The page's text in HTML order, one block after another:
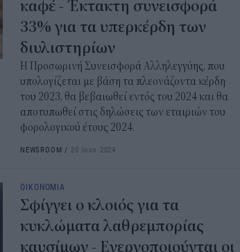
καφέ - Έκτακτη συνεισφορά
33% για τα υπερκέρδη των
διυλιστηρίων
H Προσωρινή Συνεισφορά Αλληλεγγύης, που
υπολογίζεται με βάση τα πλεονάζοντα κέρδη
του 2023, θα βεβαιωθεί εντός του 2024 και θα
αποτυπωθεί στις δηλώσεις των εταιριών του
φορολογικού έτους 2024.
NEWSROOM / 20 Ιουν 2024
ΟΙΚΟΝΟΜΙΑ
Σφίγγει ο κλοιός για τα
κυκλώματα λαθρεμπορίας
καυσίμων - Ενεργοποιούνται οι